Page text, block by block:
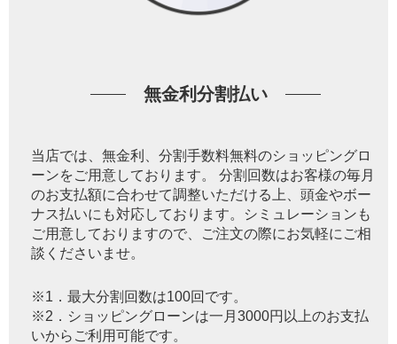
無金利分割払い
当店では、無金利、分割手数料無料のショッピングロ
ーンをご用意しております。 分割回数はお客様の毎月
のお支払額に合わせて調整いただける上、頭金やボー
ナス払いにも対応しております。シミュレーションも
ご用意しておりますので、ご注文の際にお気軽にご相
談くださいませ。
※1．最大分割回数は100回です。
※2．ショッピングローンは一月3000円以上のお支払
いからご利用可能です。